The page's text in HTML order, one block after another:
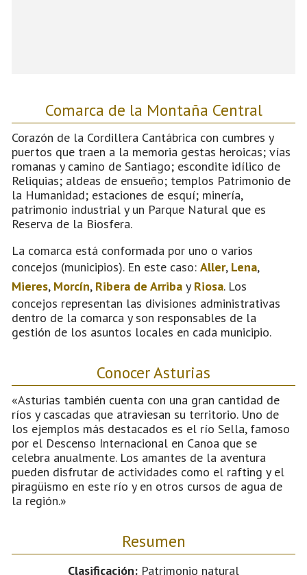
Comarca de la Montaña Central
Corazón de la Cordillera Cantábrica con cumbres y
puertos que traen a la memoria gestas heroicas; vías
romanas y camino de Santiago; escondite idílico de
Reliquias; aldeas de ensueño; templos Patrimonio de
la Humanidad; estaciones de esquí; minería,
patrimonio industrial y un Parque Natural que es
Reserva de la Biosfera.
La comarca está conformada por uno o varios
concejos (municipios). En este caso: Aller, Lena,
Mieres, Morcín, Ribera de Arriba y Riosa. Los
concejos representan las divisiones administrativas
dentro de la comarca y son responsables de la
gestión de los asuntos locales en cada municipio.
Conocer Asturias
«Asturias también cuenta con una gran cantidad de
ríos y cascadas que atraviesan su territorio. Uno de
los ejemplos más destacados es el río Sella, famoso
por el Descenso Internacional en Canoa que se
celebra anualmente. Los amantes de la aventura
pueden disfrutar de actividades como el rafting y el
piragüismo en este río y en otros cursos de agua de
la región.»
Resumen
Clasificación: Patrimonio natural